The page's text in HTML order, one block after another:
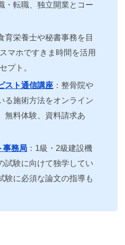
・転職、独立開業とコー
育栄養士や秘書事務を目
マホですきま時間を活用
プト。
スト通信講座 ：整骨院や
る施術方法をオンライン
無料体験、資料請求あ
事務局 ：1級・2級建設機
試験に向けて独学してい
験に必須な論文の指導も